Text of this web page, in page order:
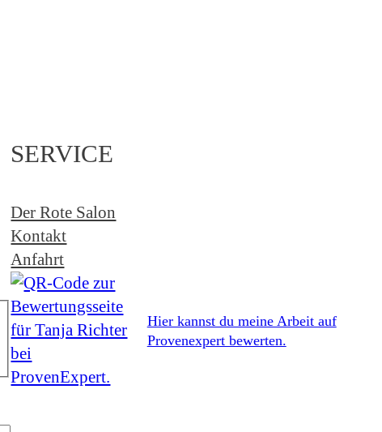
SERVICE
Der Rote Salon
Kontakt
Anfahrt
Hier kannst du meine Arbeit auf
Provenexpert bewerten.